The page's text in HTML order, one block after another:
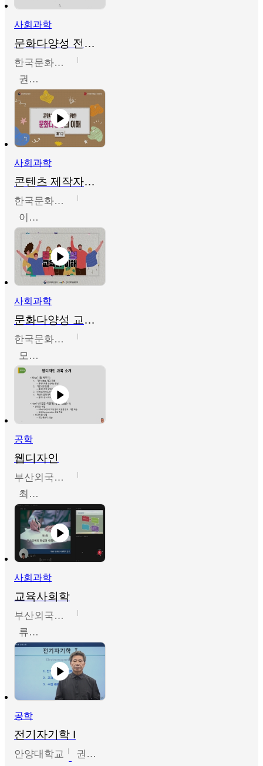
사회과학
문화다양성 전문인력 양성 기본과정 - 문화다양성의 이해
한국문화예술교육진흥원
권숙인 외 8명
사회과학
콘텐츠 제작자를 위한 문화다양성의 이해
한국문화예술교육진흥원
이성민
사회과학
문화다양성 교육의 이해
한국문화예술교육진흥원
모경환,성상환,정문성
공학
웹디자인
부산외국어대학교
최진오
사회과학
교육사회학
부산외국어대학교
류영철
공학
전기자기학 I
안양대학교 권원현